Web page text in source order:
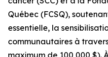
Québec (FCSQ),
essentielle, la
communautaires à
maximum de 100 000 $).